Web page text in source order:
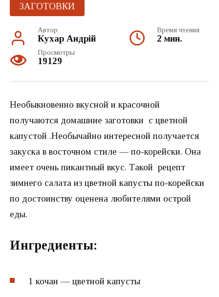
ЗАГОТОВКИ
Автор
Кухар Андрій
Время чтения
2 мин.
Просмотры
19129
Необыкновенно вкусной и красочной
получаются домашние заготовки с цветной
капустой .Необычайно интересной получается
закуска в восточном стиле — по-корейски. Она
имеет очень пикантный вкус. Такой рецепт
зимнего салата из цветной капусты по-корейски
по достоинству оценена любителями острой
еды.
Ингредиенты:
1 кочан — цветной капусты